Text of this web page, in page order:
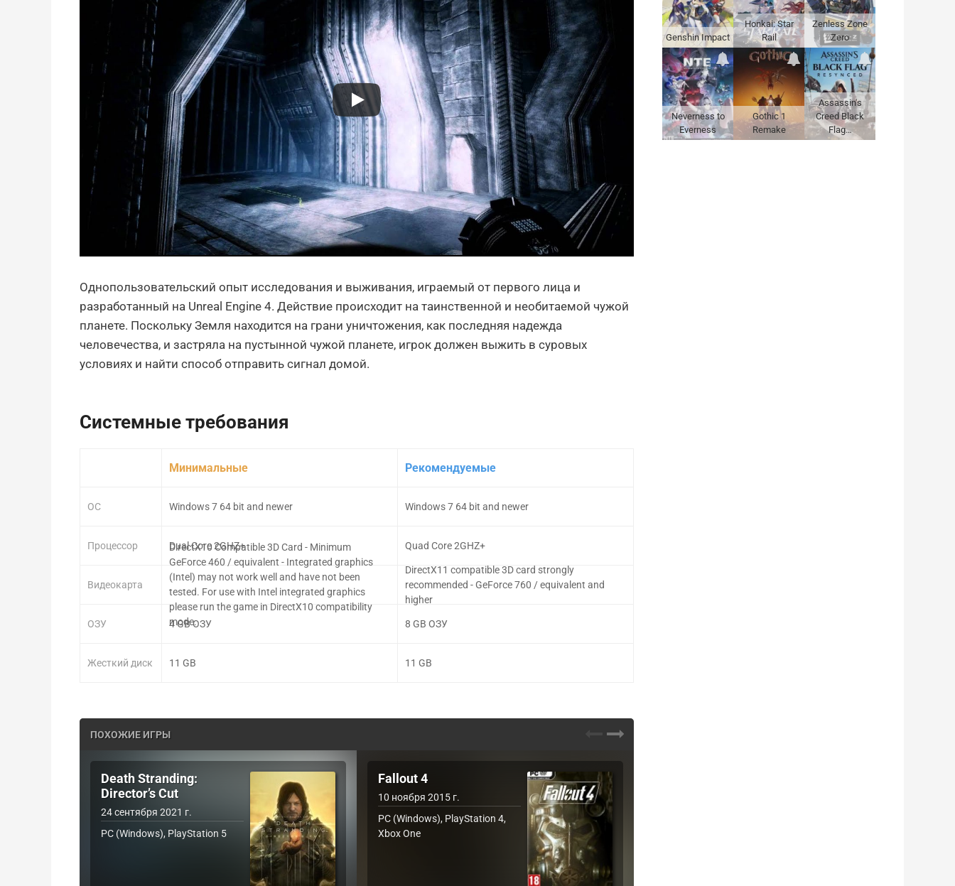
Однопользовательский опыт исследования и выживания, играемый от первого лица и
разработанный на Unreal Engine 4. Действие происходит на таинственной и необитаемой чужой
планете. Поскольку Земля находится на грани уничтожения, как последняя надежда
человечества, и застряла на пустынной чужой планете, игрок должен выжить в суровых
условиях и найти способ отправить сигнал домой.
Системные требования
ОС
Процессор
Видеокарта
ОЗУ
Жесткий диск
Минимальные
Windows 7 64 bit and newer
Dual Core 2GHZ+
DirectX10 Compatible 3D Card - Minimum
GeForce 460 / equivalent - Integrated graphics
(Intel) may not work well and have not been
tested. For use with Intel integrated graphics
please run the game in DirectX10 compatibility
mode.
4 GB ОЗУ
11 GB
Рекомендуемые
Windows 7 64 bit and newer
Quad Core 2GHZ+
DirectX11 compatible 3D card strongly
recommended - GeForce 760 / equivalent and
higher
8 GB ОЗУ
11 GB
ПОХОЖИЕ ИГРЫ
Death Stranding:
Director’s Cut
24 сентября 2021 г.
PC (Windows), PlayStation 5
Fallout 4
10 ноября 2015 г.
PC (Windows), PlayStation 4,
Xbox One
Genshin Impact
Honkai: Star
Rail
Zenless Zone
Zero
Neverness to
Everness
Gothic 1
Remake
Assassin's
Creed Black
Flag…